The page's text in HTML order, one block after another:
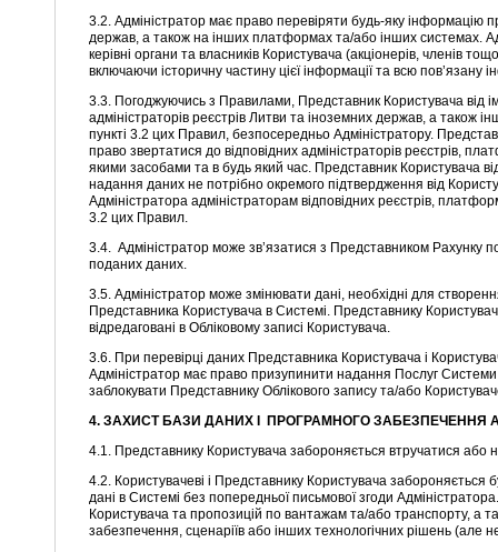
3.2. Адміністратор має право перевіряти будь-яку інформацію
держав, а також на інших платформах та/або інших системах.
керівні органи та власників Користувача (акціонерів, членів
включаючи історичну частину цієї інформації та всю
3.3. Погоджуючись з Правилами, Представник Користувача від
адміністраторів реєстрів Литви та іноземних держав, а
пункті 3.2 цих Правил, безпосередньо Адміністратору.
право звертатися до відповідних адміністраторів реєстрів,
якими засобами та в будь який час. Представник Користувача
надання даних не потрібно окремого підтвердження від
Адміністратора адміністраторам відповідних реєстрів,
3.2 цих Правил.
3.4. Адміністратор може зв’язатися з Представником
поданих даних.
3.5. Адміністратор може змінювати дані, необхідні для
Представника Користувача в Системі. Представнику
відредаговані в Обліковому записі Користувача.
3.6. При перевірці даних Представника Користувача і
Адміністратор має право призупинити надання Послуг
заблокувати Представнику Облікового запису та/або
4. ЗАХИСТ БАЗИ ДАНИХ І ПРОГРАМНОГО ЗАБЕЗПЕЧЕННЯ
4.1. Представнику Користувача забороняється втручатися або
4.2. Користувачеві і Представнику Користувача
дані в Системі без попередньої письмової згоди
Користувача та пропозицій по вантажам та/або транспорту, а
забезпечення, сценаріїв або інших технологічних рішень (але